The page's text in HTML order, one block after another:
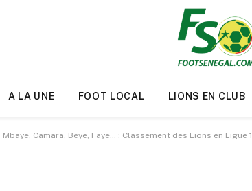
A LA UNE FOOT LOCAL LIONS EN CLUB
Camara, Bèye, Faye… : Classement des Lions en Ligue 1